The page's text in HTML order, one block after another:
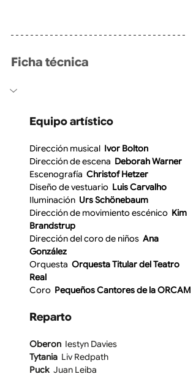
Ficha técnica
Equipo artístico
Dirección musical
  Ivor Bolton
Dirección de escena Deborah Warner
Escenografía
  Christof Hetzer
Diseño de vestuario Luis Carvalho
Iluminación
  Urs Schönebaum
Dirección de movimiento escénico
  Kim
Brandstrup
Dirección del coro de niños
  Ana
González
Orquesta
  Orquesta Titular del Teatro
Real
Coro
  Pequeños Cantores de la ORCAM
Reparto
Oberon Iestyn Davies
Tytania Liv Redpath
Puck Juan Leiba